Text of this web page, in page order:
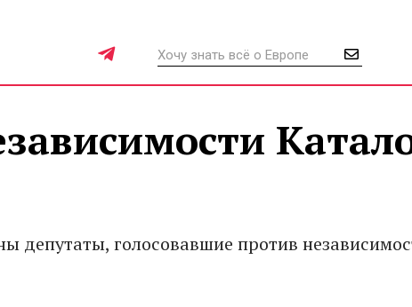
депутаты, голосовавшие против